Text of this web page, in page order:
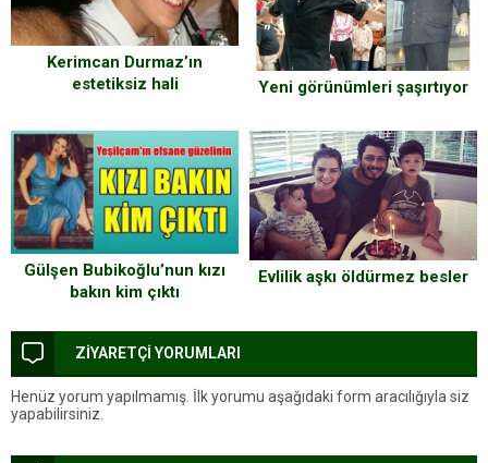
Kerimcan Durmaz’ın
estetiksiz hali
Yeni görünümleri şaşırtıyor
Gülşen Bubikoğlu’nun kızı
bakın kim çıktı
Evlilik aşkı öldürmez besler
ZİYARETÇİ YORUMLARI
Henüz yorum yapılmamış. İlk yorumu aşağıdaki form aracılığıyla siz
yapabilirsiniz.